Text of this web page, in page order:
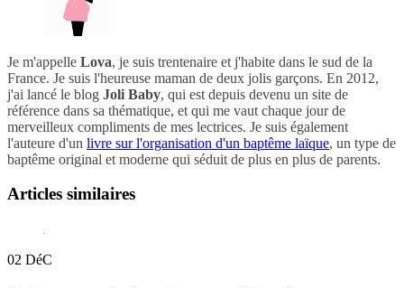
Je m'appelle Lova, je suis trentenaire et j'habite dans le sud de la
France. Je suis l'heureuse maman de deux jolis garçons. En 2012,
j'ai lancé le blog Joli Baby, qui est depuis devenu un site de
référence dans sa thématique, et qui me vaut chaque jour de
merveilleux compliments de mes lectrices. Je suis également
l'auteure d'un livre sur l'organisation d'un baptême laïque, un type de
baptême original et moderne qui séduit de plus en plus de parents.
Articles similaires
02 DéC